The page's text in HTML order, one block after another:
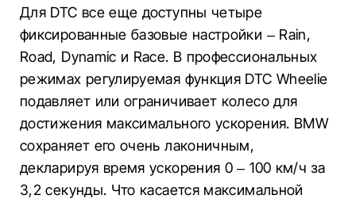
Для DTC все еще доступны четыре
фиксированные базовые настройки – Rain,
Road, Dynamic и Race. В профессиональных
режимах регулируемая функция DTC Wheelie
подавляет или ограничивает колесо для
достижения максимального ускорения. BMW
сохраняет его очень лаконичным,
декларируя время ускорения 0 – 100 км/ч за
3,2 секунды. Что касается максимальной